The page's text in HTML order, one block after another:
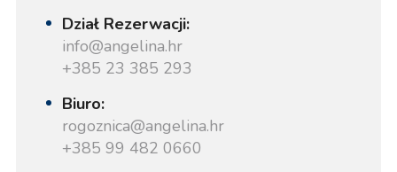
Dział Rezerwacji:
info@angelina.hr
+385 23 385 293
Biuro:
rogoznica@angelina.hr
+385 99 482 0660